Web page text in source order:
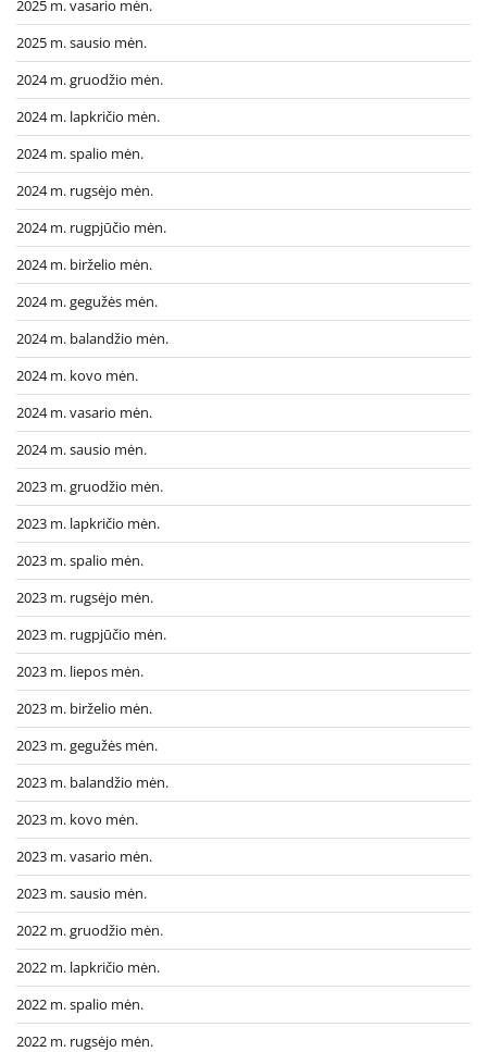
2025 m. vasario mėn.
2025 m. sausio mėn.
2024 m. gruodžio mėn.
2024 m. lapkričio mėn.
2024 m. spalio mėn.
2024 m. rugsėjo mėn.
2024 m. rugpjūčio mėn.
2024 m. birželio mėn.
2024 m. gegužės mėn.
2024 m. balandžio mėn.
2024 m. kovo mėn.
2024 m. vasario mėn.
2024 m. sausio mėn.
2023 m. gruodžio mėn.
2023 m. lapkričio mėn.
2023 m. spalio mėn.
2023 m. rugsėjo mėn.
2023 m. rugpjūčio mėn.
2023 m. liepos mėn.
2023 m. birželio mėn.
2023 m. gegužės mėn.
2023 m. balandžio mėn.
2023 m. kovo mėn.
2023 m. vasario mėn.
2023 m. sausio mėn.
2022 m. gruodžio mėn.
2022 m. lapkričio mėn.
2022 m. spalio mėn.
2022 m. rugsėjo mėn.